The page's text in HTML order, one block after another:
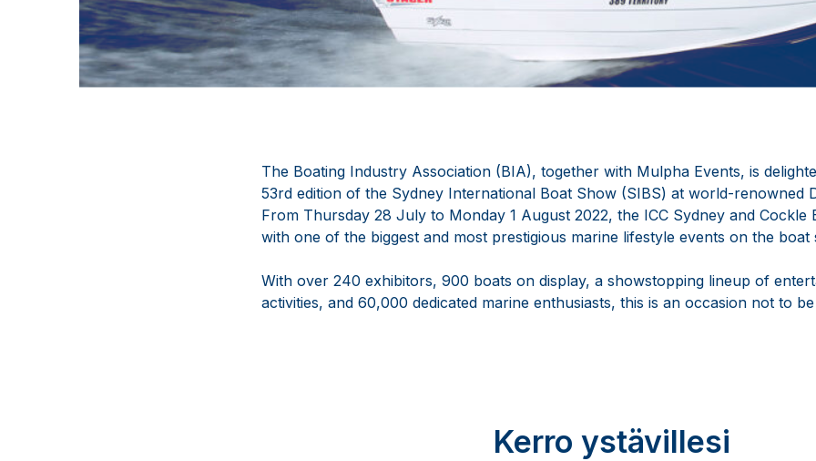
The Boating Industry Association (BIA), together with Mulpha Events, is
53rd edition of the Sydney International Boat Show (SIBS) at world-renowned
From Thursday 28 July to Monday 1 August 2022, the ICC Sydney and Cockle
with one of the biggest and most prestigious marine lifestyle events on the boat
With over 240 exhibitors, 900 boats on display, a showstopping lineup of
activities, and 60,000 dedicated marine enthusiasts, this is an occasion not to be
Kerro ystävillesi